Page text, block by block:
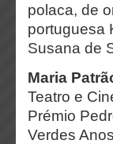
polaca, de
portuguesa
Susana de
Maria
Teatro e
Prémio
Verdes